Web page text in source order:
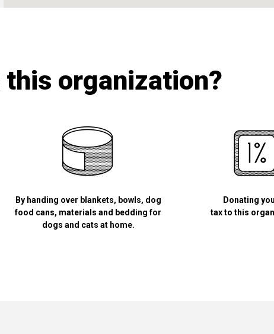
organization?
By handing over blankets, bowls, dog
food cans, materials and bedding for
dogs and cats at home.
Donating
tax to this